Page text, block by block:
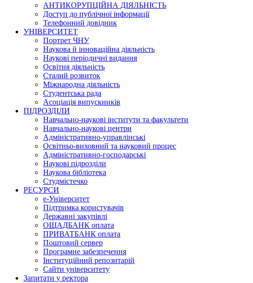
АНТИКОРУПЦІЙНА ДІЯЛЬНІСТЬ
Доступ до публічної інформації
Телефонний довідник
УНІВЕРСИТЕТ
Портрет ЧНУ
Наукова й інноваційна діяльність
Наукові періодичні видання
Освітня діяльність
Сталий розвиток
Міжнародна діяльність
Студентська рада
Асоціація випускників
ПІДРОЗДІЛИ
Навчально-наукові інститути та факультети
Навчально-наукові центри
Адміністративно-управлінські
Освітньо-виховний та науковий процес
Адміністративно-господарські
Наукові підрозділи
Наукова бібліотека
Студмістечко
РЕСУРСИ
е-Університет
Підтримка користувачів
Державні закупівлі
ОЩАДБАНК оплата
ПРИВАТБАНК оплата
Поштовий сервер
Програмне забезпечення
Інституційний репозитарій
Сайти університету
Запитати у ректора